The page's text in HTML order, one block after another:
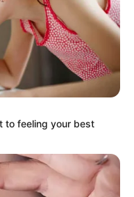
to feeling your best